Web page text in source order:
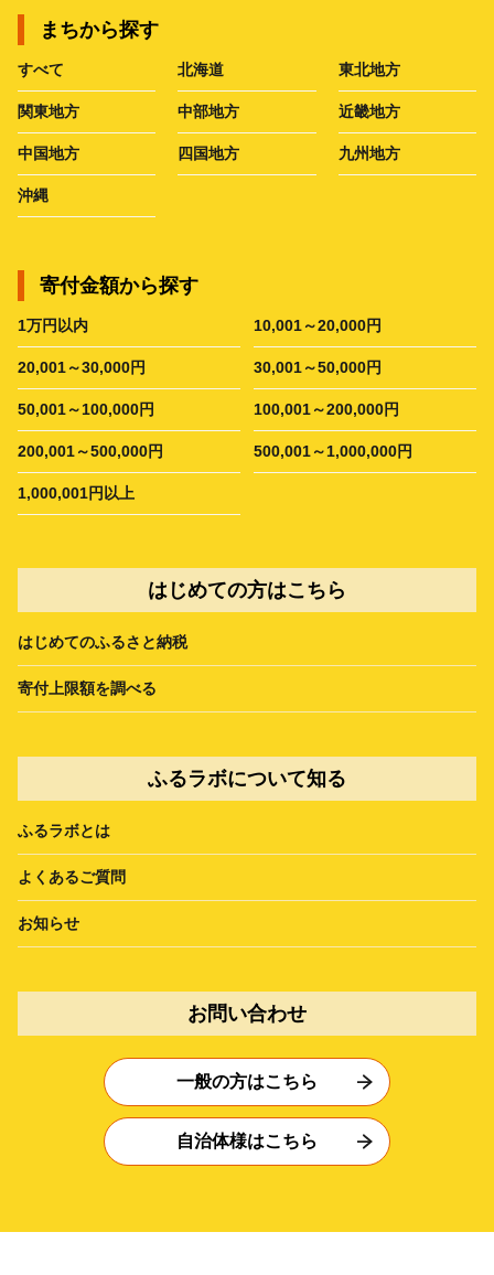
まちから探す
すべて 北海道 東北地方
関東地方 中部地方 近畿地方
中国地方 四国地方 九州地方
沖縄
寄付金額から探す
1万円以内 10,001～20,000円
20,001～30,000円 30,001～50,000円
50,001～100,000円 100,001～200,000円
200,001～500,000円 500,001～1,000,000円
1,000,001円以上
はじめての方はこちら
はじめてのふるさと納税
寄付上限額を調べる
ふるラボについて知る
ふるラボとは
よくあるご質問
お知らせ
お問い合わせ
一般の方はこちら
自治体様はこちら